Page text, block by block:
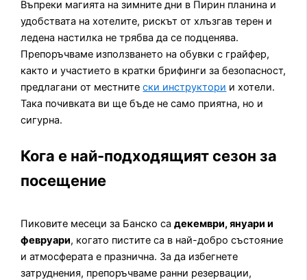
Въпреки магията на зимните дни в Пирин планина и
удобствата на хотелите, рискът от хлъзгав терен и
ледена настилка не трябва да се подценява.
Препоръчваме използването на обувки с грайфер,
както и участието в кратки брифинги за безопасност,
предлагани от местнитески инструктори и хотели.
Така почивката ви ще бъде не само приятна, но и
сигурна.
Кога е най-подходящият сезон за
посещение
Пиковите месеци за Банско садекември, януари и
февруари, когато пистите са в най-добро състояние
и атмосферата е празнична. За да избегнете
затруднения, препоръчваме ранни резервации,